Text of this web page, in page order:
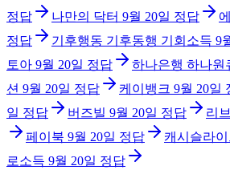
정답
나만의 닥터 9월 20일 정답
정답
기후행동 기후동행 기회소득 9
토아 9월 20일 정답 하나은행 하나원
션 9월 20일 정답 케이뱅크 9월 20일
일 정답 버즈빌 9월 20일 정답 리
페이북 9월 20일 정답 캐시슬라이
로소득 9월 20일 정답